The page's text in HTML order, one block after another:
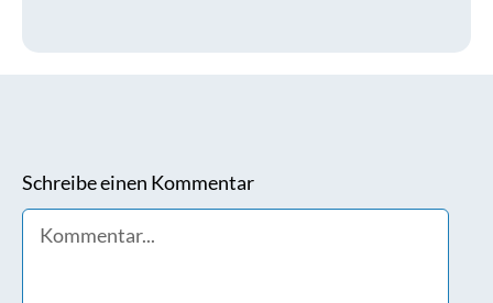
Schreibe einen Kommentar
Comment